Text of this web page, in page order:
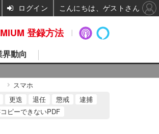
動向
スマホ
更迭 退任 懲戒
逮捕
ピーできないPDF
登録方法
ログイン こんにちは、ゲストさん